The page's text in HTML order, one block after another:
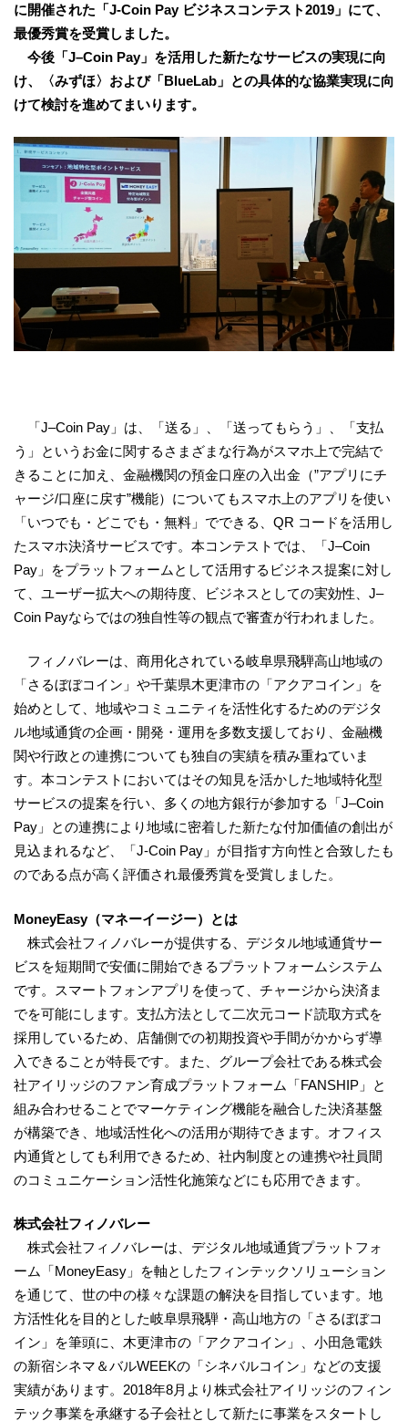
に開催された「J-Coin Pay ビジネスコンテスト2019」にて、
最優秀賞を受賞しました。
今後「J–Coin Pay」を活用した新たなサービスの実現に向
け、〈みずほ〉および「BlueLab」との具体的な協業実現に向
けて検討を進めてまいります。
「J–Coin Pay」は、「送る」、「送ってもらう」、「支払
う」というお金に関するさまざまな行為がスマホ上で完結で
きることに加え、金融機関の預金口座の入出金（”アプリにチ
ャージ/口座に戻す”機能）についてもスマホ上のアプリを使い
「いつでも・どこでも・無料」でできる、QR コードを活用し
たスマホ決済サービスです。本コンテストでは、「J–Coin
Pay」をプラットフォームとして活用するビジネス提案に対し
て、ユーザー拡大への期待度、ビジネスとしての実効性、J–
Coin Payならではの独自性等の観点で審査が行われました。
フィノバレーは、商用化されている岐阜県飛騨高山地域の
「さるぼぼコイン」や千葉県木更津市の「アクアコイン」を
始めとして、地域やコミュニティを活性化するためのデジタ
ル地域通貨の企画・開発・運用を多数支援しており、金融機
関や行政との連携についても独自の実績を積み重ねていま
す。本コンテストにおいてはその知見を活かした地域特化型
サービスの提案を行い、多くの地方銀行が参加する「J–Coin
Pay」との連携により地域に密着した新たな付加価値の創出が
見込まれるなど、「J-Coin Pay」が目指す方向性と合致したも
のである点が高く評価され最優秀賞を受賞しました。
MoneyEasy（マネーイージー）とは
株式会社フィノバレーが提供する、デジタル地域通貨サー
ビスを短期間で安価に開始できるプラットフォームシステム
です。スマートフォンアプリを使って、チャージから決済ま
でを可能にします。支払方法として二次元コード読取方式を
採用しているため、店舗側での初期投資や手間がかからず導
入できることが特長です。また、グループ会社である株式会
社アイリッジのファン育成プラットフォーム「FANSHIP」と
組み合わせることでマーケティング機能を融合した決済基盤
が構築でき、地域活性化への活用が期待できます。オフィス
内通貨としても利用できるため、社内制度との連携や社員間
のコミュニケーション活性化施策などにも応用できます。
株式会社フィノバレー
株式会社フィノバレーは、デジタル地域通貨プラットフォ
ーム「MoneyEasy」を軸としたフィンテックソリューション
を通じて、世の中の様々な課題の解決を目指しています。地
方活性化を目的とした岐阜県飛騨・高山地方の「さるぼぼコ
イン」を筆頭に、木更津市の「アクアコイン」、小田急電鉄
の新宿シネマ＆バルWEEKの「シネバルコイン」などの支援
実績があります。2018年8月より株式会社アイリッジのフィン
テック事業を承継する子会社として新たに事業をスタートし